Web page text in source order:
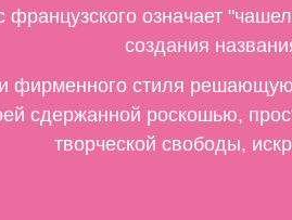
французского означает
создания
фирменного стиля
сдержанной роскошью,
творческой свободы,